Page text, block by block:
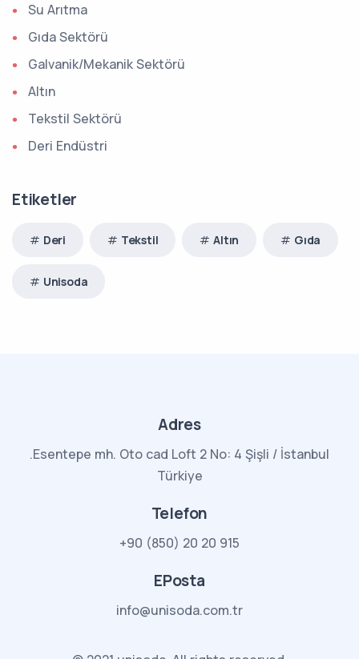
Su Arıtma
Gıda Sektörü
Galvanik/Mekanik Sektörü
Altın
Tekstil Sektörü
Deri Endüstri
Etiketler
Deri Tekstil Altın Gıda
Unisoda
Adres
.Esentepe mh. Oto cad Loft 2 No: 4 Şişli / İstanbul
Türkiye
Telefon
+90 (850) 20 20 915
EPosta
info@unisoda.com.tr